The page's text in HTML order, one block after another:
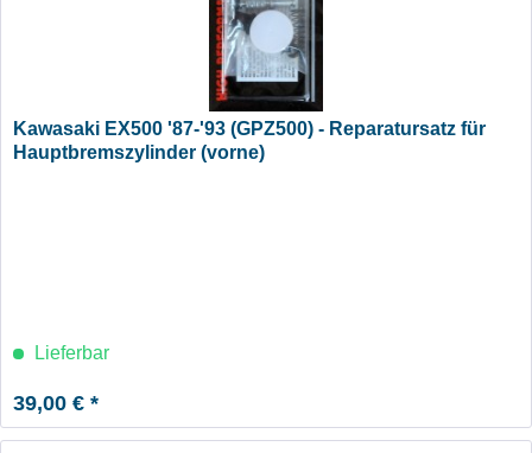
Kawasaki EX500 '87-'93 (GPZ500) - Reparatursatz für
Hauptbremszylinder (vorne)
Lieferbar
39,00 € *